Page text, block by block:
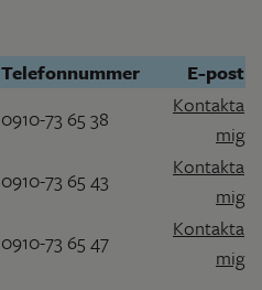
Telefonnummer
E-post
0910-73 65 38
Kontakta
mig
0910-73 65 43
Kontakta
mig
0910-73 65 47
Kontakta
mig